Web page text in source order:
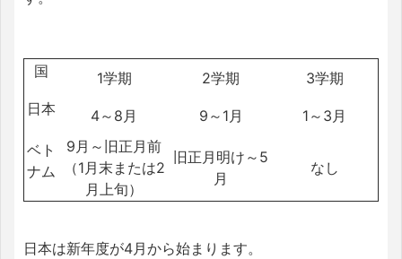
国 1学期 2学期
3学期
日本
4～8月 9～1月
1～3月
ベト
ナム
9月～旧正月前
（1月末または2
月上旬）
旧正月明け～5
月
なし
日本は新年度が4月から始まります。